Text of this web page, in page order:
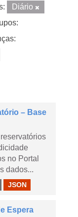
Diário
– Base
no Portal
dados...
JSON
Espera